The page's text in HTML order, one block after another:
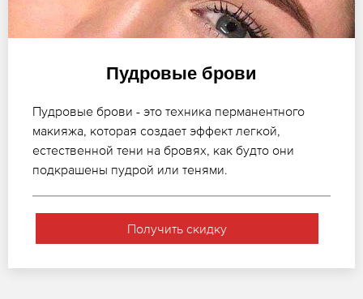
Пудровые брови
Пудровые брови - это техника перманентного
макияжа, которая создает эффект легкой,
естественной тени на бровях, как будто они
подкрашены пудрой или тенями.
Получить скидку